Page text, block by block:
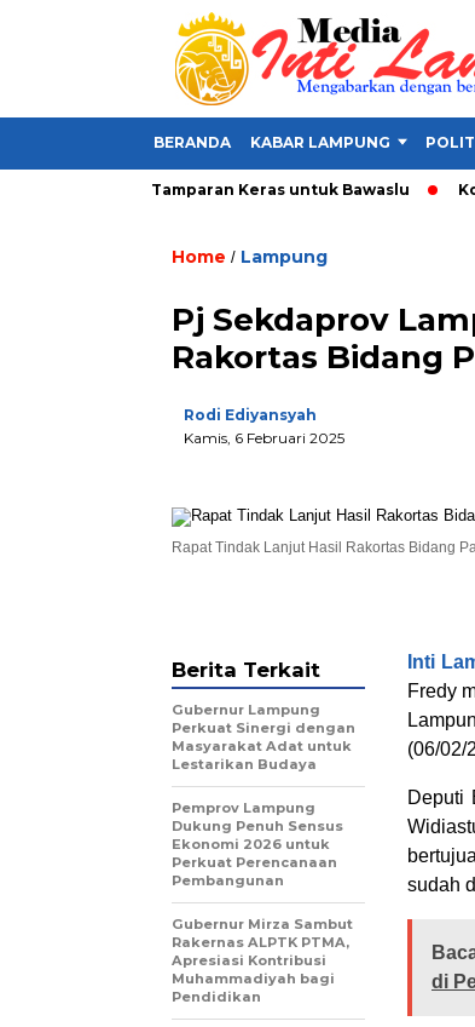
BERANDA KABAR LAMPUNG
Alat Politik, Tamparan Keras untuk Bawaslu
Home / Lampung
Pj Sekdaprov
Rakortas Bidang
Rodi Ediyansyah
Kamis, 6 Februari 2025
Rapat Tindak Lanjut Hasil Rakortas Bidang
Inti
Fredy
(06/02/
Deputi
sudah
di
Berita Terkait
Gubernur Lampung
Perkuat Sinergi dengan
Masyarakat Adat untuk
Lestarikan Budaya
Pemprov Lampung
Dukung Penuh Sensus
Ekonomi 2026 untuk
Perkuat Perencanaan
Pembangunan
Gubernur Mirza Sambut
Rakernas ALPTK PTMA,
Apresiasi Kontribusi
Muhammadiyah bagi
Pendidikan